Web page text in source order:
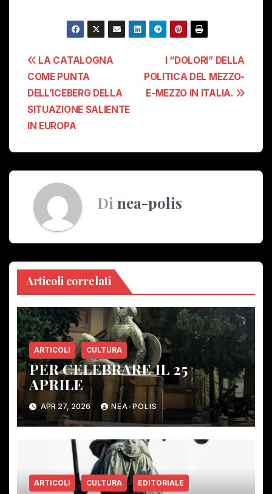
Navigazione
articoli
I “DOLORI” DELLA
POLITICA DEL MEZZO-
E-MEZZO IN ITALIA.
LA CATALOGNA
COME PUNTA
DELL’ICEBERG DELLA
SITUAZIONE SALIENTE
IN EUROPA
Di nea-polis
Articoli correlati
ARTICOLI CULTURA
PER CELEBRARE IL 25
APRILE
APR 27, 2026 NEA-POLIS
ARTICOLI CULTURA EDITORIALE